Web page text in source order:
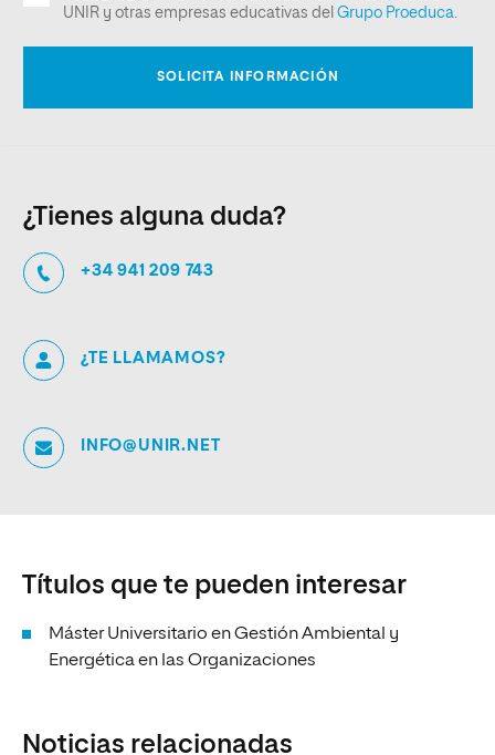
¿Tienes alguna duda?
+34 941 209 743
¿TE LLAMAMOS?
INFO@UNIR.NET
Títulos que te pueden interesar
Máster Universitario en Gestión Ambiental y
Energética en las Organizaciones
Noticias relacionadas